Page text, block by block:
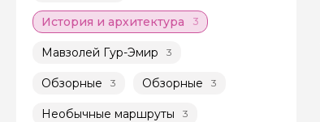
История и архитектура 3
Мавзолей Гур-Эмир 3
Обзорные 3 Обзорные 3
Необычные маршруты 3